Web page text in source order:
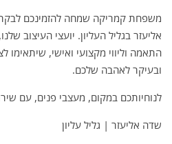
משפחת קמריקה שמחה להזמינכם
אליעזר בגליל העליון. יועצי העיצוב
התאמה וליווי מקצועי ואישי,
ובעיקר לאהבה שלכם.
לנוחיותכם במקום, מעצבי פנים, עם
שדה אליעזר | גליל עליון